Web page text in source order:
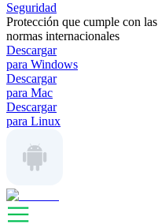
Seguridad
Protección que cumple con las
normas internacionales
Descargar
para Windows
Descargar
para Mac
Descargar
para Linux